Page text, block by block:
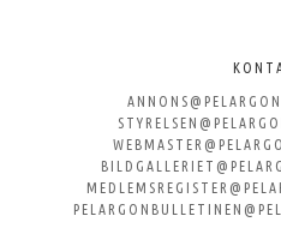
Svenska